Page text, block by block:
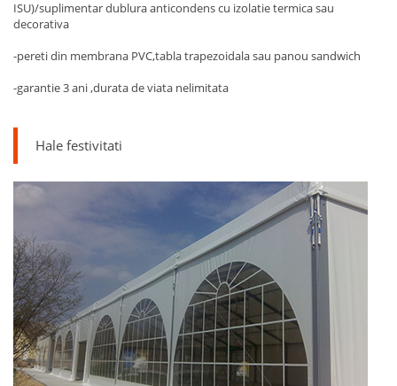
ISU)/suplimentar dublura anticondens cu izolatie termica sau
decorativa
-pereti din membrana PVC,tabla trapezoidala sau panou sandwich
-garantie 3 ani ,durata de viata nelimitata
Hale festivitati